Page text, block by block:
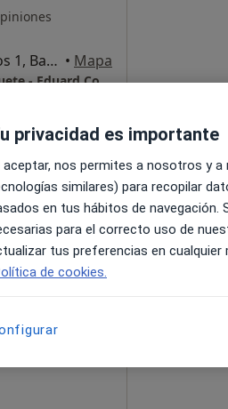
Carrer d'Eduardo Conde 5, baixos 1, Barcelona • Mapa
Ortodoncia Dr. Guillem Lopez Burguete - Eduard Conde
infantil·Ver
•Mapa
La
privacidad es importante
aceptar, nos permites a nosotros y
similares) para recopilar
en tus hábitos de
para el correcto uso de
tus preferencias en
de cookies.